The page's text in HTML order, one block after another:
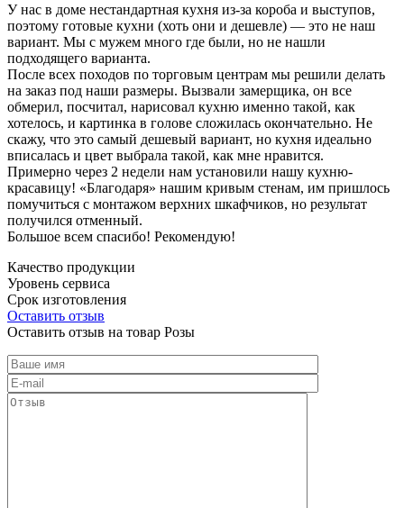
У нас в доме нестандартная кухня из-за короба и выступов,
поэтому готовые кухни (хоть они и дешевле) — это не наш
вариант. Мы с мужем много где были, но не нашли
подходящего варианта.
После всех походов по торговым центрам мы решили делать
на заказ под наши размеры. Вызвали замерщика, он все
обмерил, посчитал, нарисовал кухню именно такой, как
хотелось, и картинка в голове сложилась окончательно. Не
скажу, что это самый дешевый вариант, но кухня идеально
вписалась и цвет выбрала такой, как мне нравится.
Примерно через 2 недели нам установили нашу кухню-
красавицу! «Благодаря» нашим кривым стенам, им пришлось
помучиться с монтажом верхних шкафчиков, но результат
получился отменный.
Большое всем спасибо! Рекомендую!
Качество продукции
Уровень сервиса
Срок изготовления
Оставить отзыв
Оставить отзыв на товар Розы